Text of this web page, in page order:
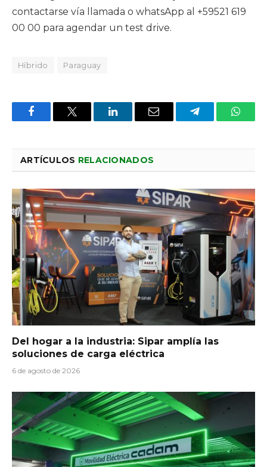
contactarse vía llamada o whatsApp al +59521 619
00 00 para agendar un test drive.
Híbrido Paraguay
FacebookX LinkedInEmail Telegram
ARTÍCULOS RELACIONADOS
Del hogar a la industria: Sipar amplía las
soluciones de carga eléctrica
6 de agosto de 2026